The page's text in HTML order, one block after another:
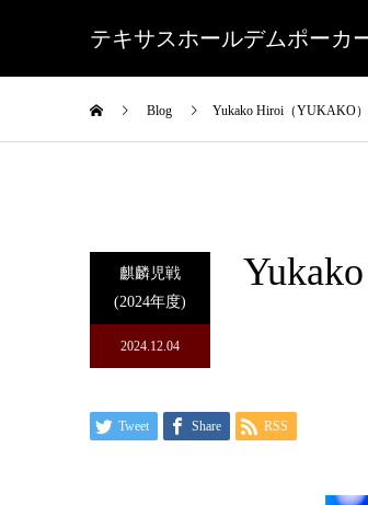
テキサスホールデムポーカ
Blog Yukako Hiroi（YUKAKO）
麒麟児戦
(2024年度)
2024.12.04
Tweet Share RSS